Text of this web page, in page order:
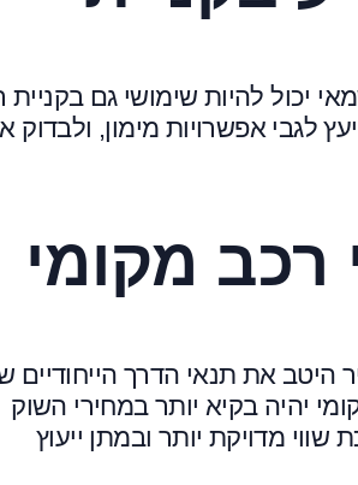
יכול להיות שימושי גם בקניית
לגבי אפשרויות מימון, ולבדוק
מקומי
היטב את תנאי הדרך הייחודיים
יהיה בקיא יותר במחירי השוק
מדויקת יותר ובמתן ייעוץ